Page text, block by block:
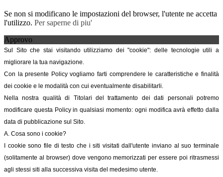
Se non si modificano le impostazioni del browser, l'utente ne accetta
l'utilizzo. Per saperne di piu'
Approvo
Sul Sito che stai visitando utilizziamo dei "cookie": delle tecnologie utili a
migliorare la tua navigazione.
Con la presente Policy vogliamo farti comprendere le caratteristiche e finalità
dei cookie e le modalità con cui eventualmente disabilitarli.
Nella nostra qualità di Titolari del trattamento dei dati personali potremo
modificare questa Policy in qualsiasi momento: ogni modifica avrà effetto dalla
data di pubblicazione sul Sito.
A. Cosa sono i cookie?
I cookie sono file di testo che i siti visitati dall'utente inviano al suo terminale
(solitamente al browser) dove vengono memorizzati per essere poi ritrasmessi
agli stessi siti alla successiva visita del medesimo utente.